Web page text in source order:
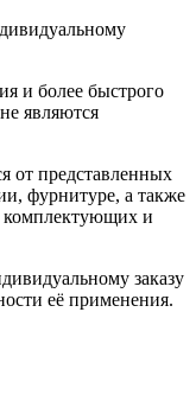
и более быстрого
являются
от представленных
фурнитуре, а также
комплектующих и
заказу
её применения.